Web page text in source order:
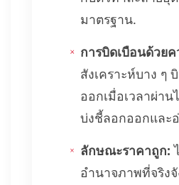
มาตรฐาน.
การบิดเบือนด้วย
สังเคราะห์บาง ๆ
ออกเมื่อเวลาผ่าน
บ่งชี้ลอกออกและ
ลักษณะราคาถูก:
อำนาจภาพที่จริง